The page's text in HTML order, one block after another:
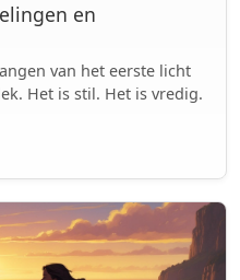
en
van het eerste licht
Het is stil. Het is vredig.